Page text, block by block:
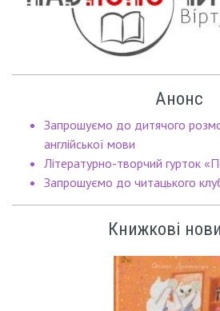
Анонс
Запрошуємо до дитячого
англійської мови
Літературно-творчий гурток
Запрошуємо до читацького
Книжкові